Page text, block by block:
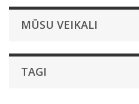
MŪSU VEIKALI
TAGI